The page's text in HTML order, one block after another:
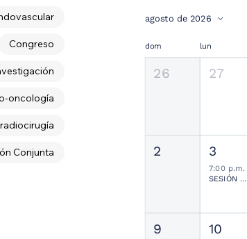
agosto de 2026
dom lun
26 27
2 3
7:00 p.m.
SESIÓN JOURNAL CLUB
9 10
Congreso
oncología
Conjunta